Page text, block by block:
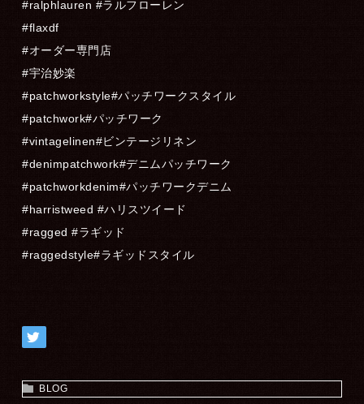
#ralphlauren #ラルフローレン
#flaxdf
#オーダー専門店
#宇治妙楽
#patchworkstyle#パッチワークスタイル
#patchwork#パッチワーク
#vintagelinen#ビンテージリネン
#denimpatchwork#デニムパッチワーク
#patchworkdenim#パッチワークデニム
#harristweed #ハリスツイード
#ragged #ラギッド
#raggedstyle#ラギッドスタイル
BLOG